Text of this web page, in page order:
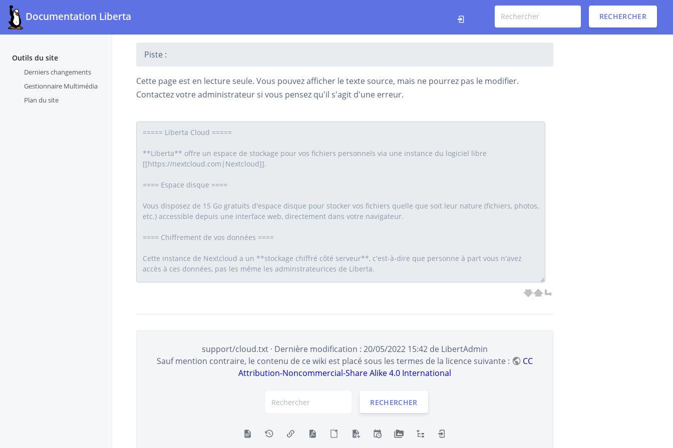
Documentation Liberta RECHERCHER
Outils du site
Derniers changements
Gestionnaire Multimédia
Plan du site
Piste :
Cette page est en lecture seule. Vous pouvez afficher le texte source, mais ne pourrez pas le modifier.
Contactez votre administrateur si vous pensez qu'il s'agit d'une erreur.
support/cloud.txt · Dernière modification : 20/05/2022 15:42 de LibertAdmin
Sauf mention contraire, le contenu de ce wiki est placé sous les termes de la licence suivante :
CC
Attribution-Noncommercial-Share Alike 4.0 International
RECHERCHER